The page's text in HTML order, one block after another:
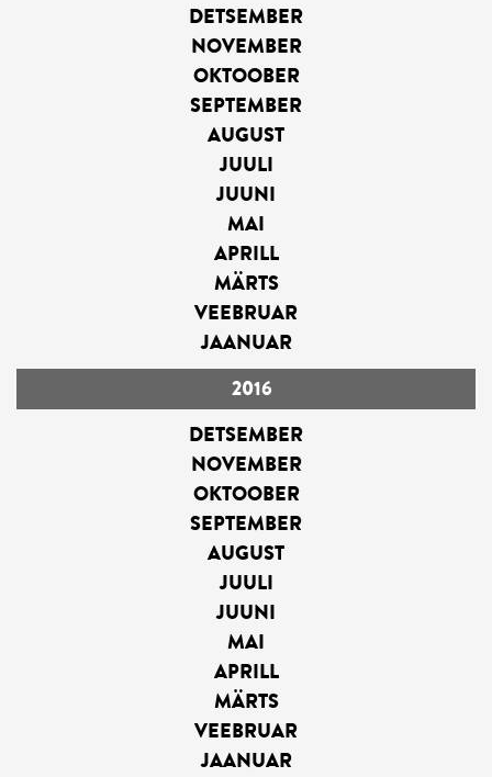
DETSEMBER
NOVEMBER
OKTOOBER
SEPTEMBER
AUGUST
JUULI
JUUNI
MAI
APRILL
MÄRTS
VEEBRUAR
JAANUAR
2016
DETSEMBER
NOVEMBER
OKTOOBER
SEPTEMBER
AUGUST
JUULI
JUUNI
MAI
APRILL
MÄRTS
VEEBRUAR
JAANUAR